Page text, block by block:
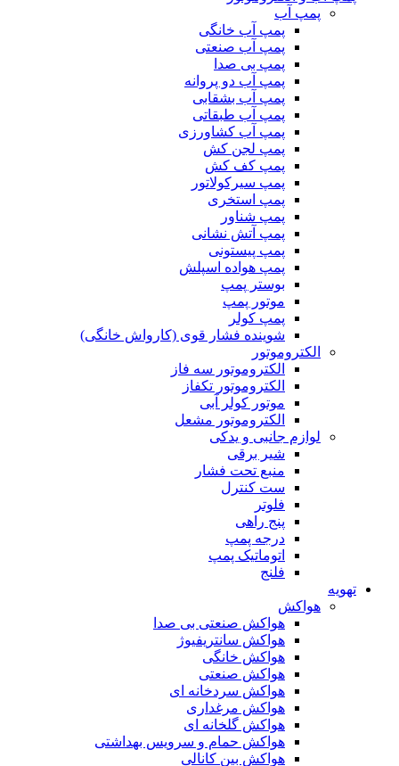
پمپ آب
پمپ آب خانگی
پمپ آب صنعتی
پمپ بی صدا
پمپ آب دو پروانه
پمپ آب بشقابی
پمپ آب طبقاتی
پمپ آب کشاورزی
پمپ لجن کش
پمپ کف کش
پمپ سیرکولاتور
پمپ استخری
پمپ شناور
پمپ آتش نشانی
پمپ پیستونی
پمپ هواده اسپلش
بوستر پمپ
موتور پمپ
پمپ کولر
شوینده فشار قوی (کارواش خانگی)
الکتروموتور
الکتروموتور سه فاز
الکتروموتور تکفاز
موتور کولر آبی
الکتروموتور مشعل
لوازم جانبی و یدکی
شیر برقی
منبع تحت فشار
ست کنترل
فلوتر
پنج راهی
درجه پمپ
اتوماتیک پمپ
فلنج
تهویه
هواکش
هواکش صنعتی بی صدا
هواکش سانتریفیوژ
هواکش خانگی
هواکش صنعتی
هواکش سردخانه ای
هواکش مرغداری
هواکش گلخانه ای
هواکش حمام و سرویس بهداشتی
هواکش بین کانالی